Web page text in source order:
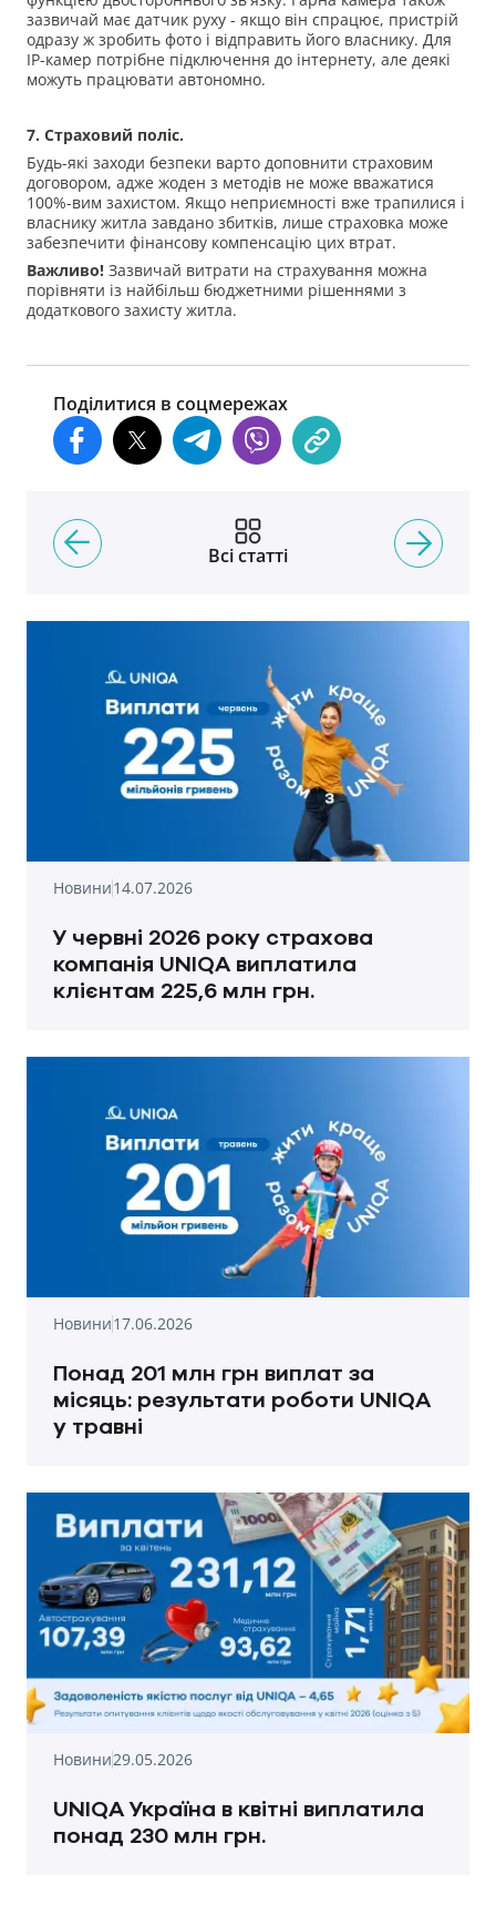
зазвичай має датчик руху - якщо він спрацює, пристрій
одразу ж зробить фото і відправить його власнику. Для
IP-камер потрібне підключення до інтернету, але деякі
можуть працювати автономно.
7. Страховий поліс.
Будь-які заходи безпеки варто доповнити страховим
договором, адже жоден з методів не може вважатися
100%-вим захистом. Якщо неприємності вже трапилися і
власнику житла завдано збитків, лише страховка може
забезпечити фінансову компенсацію цих втрат.
Важливо! Зазвичай витрати на страхування можна
порівняти із найбільш бюджетними рішеннями з
додаткового захисту житла.
Поділитися в соцмережах
Всі статті
Новини14.07.2026
У червні 2026 року страхова
компанія UNIQA виплатила
клієнтам 225,6 млн грн.
Новини17.06.2026
Понад 201 млн грн виплат за
місяць: результати роботи UNIQA
у травні
Новини29.05.2026
UNIQA Україна в квітні виплатила
понад 230 млн грн.